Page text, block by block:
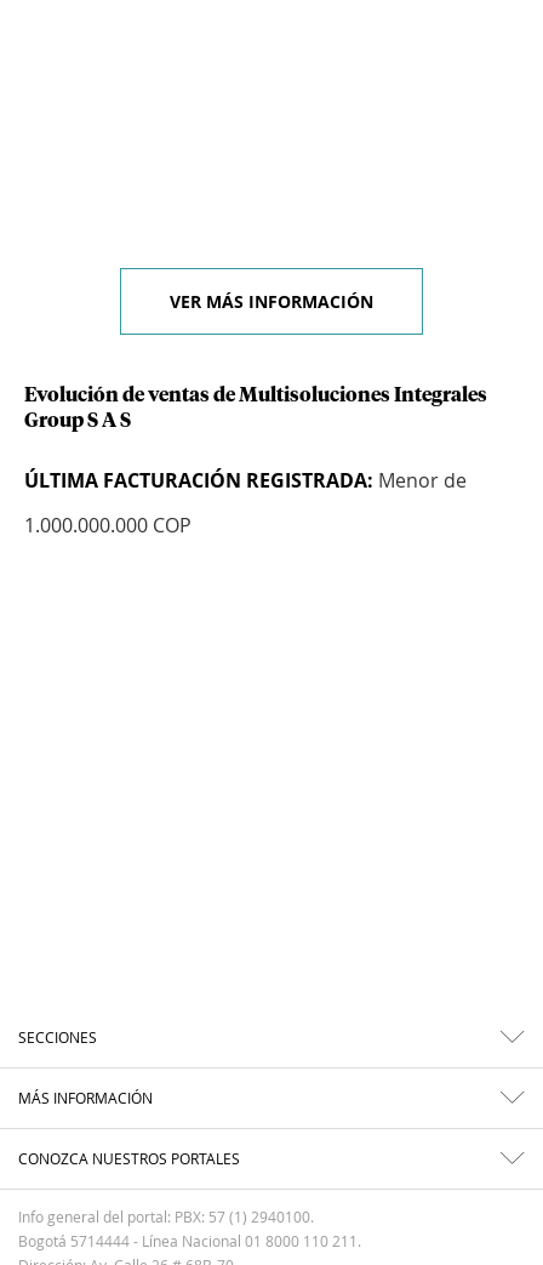
VER MÁS INFORMACIÓN
Evolución de ventas de Multisoluciones Integrales
Group S A S
ÚLTIMA FACTURACIÓN REGISTRADA: Menor de
1.000.000.000 COP
SECCIONES
MÁS INFORMACIÓN
CONOZCA NUESTROS PORTALES
Info general del portal: PBX: 57 (1) 2940100.
Bogotá 5714444 - Línea Nacional 01 8000 110 211.